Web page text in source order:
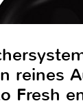
reines
Fresh